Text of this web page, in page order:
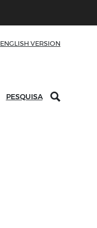
ENGLISH VERSION
PESQUISA